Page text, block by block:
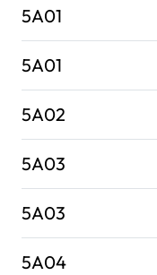
5A01
5A01
5A02
5A03
5A03
5A04